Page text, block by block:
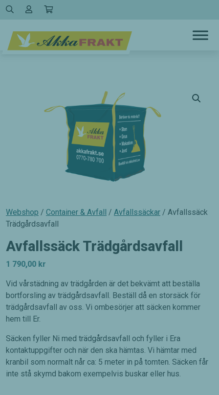
Hoppa
Webshop / Container & Avfall / Avfallssäckar / Avfallssäck
Trädgårdsavfall
Avfallssäck Trädgårdsavfall
1 790,00 kr
Vid vårstädning av trädgården är det bekvämt att beställa
bortforsling av trädgårdsavfall. Beställ då en storsäck för
trädgårdsavfall av oss. Vi ombesörjer att säcken kommer
hem till Er.
Säcken fyller Ni med trädgårdsavfall och fyller i Era
kontaktuppgifter och när den ska hämtas. Vi hämtar med
kranbil som normalt når ca: 5 meter in på tomten. Säcken får
inte stå skymd bakom exempelvis buskar eller hus.